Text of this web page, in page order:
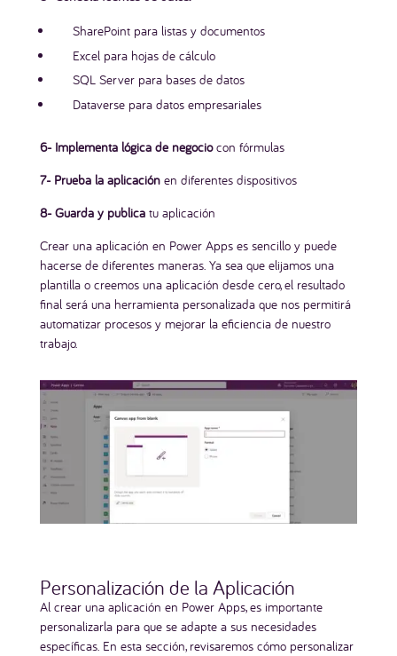
SharePoint para listas y documentos
Excel para hojas de cálculo
SQL Server para bases de datos
Dataverse para datos empresariales
6- Implementa lógica de negociocon fórmulas
7- Prueba la aplicaciónen diferentes dispositivos
8- Guarda y publicatu aplicación
Crear una aplicación en Power Apps es sencillo y puede
hacerse de diferentes maneras. Ya sea que elijamos una
plantilla o creemos una aplicación desde cero, el resultado
final será una herramienta personalizada que nos permitirá
automatizar procesos y mejorar la eficiencia de nuestro
trabajo.
Personalización de la Aplicación
Al crear una aplicación en Power Apps, es importante
personalizarla para que se adapte a sus necesidades
específicas. En esta sección, revisaremos cómo personalizar
SÍ QUIERO LA GUÍA
🎉Oferta de lanzamiento:40% OFF
Código: 40-OFF